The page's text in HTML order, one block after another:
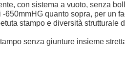
con sistema a vuoto, senza
quanto sopra, per un
stampo e diversità
senza giunture insieme